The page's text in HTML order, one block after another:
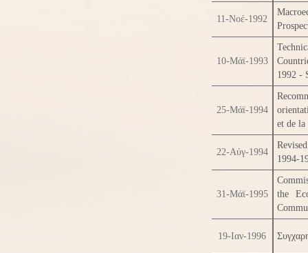
11-Νοέ-1992
10-Μάϊ-1993
1992 -
25-Μάϊ-1994
et de la
22-Αύγ-1994
1994-
31-Μάϊ-1995
the
19-Ιαν-1996